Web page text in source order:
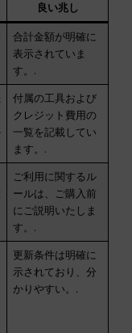
良い兆し
合計金額が明確に
表示されていま
す。.
付属の工具および
クレジット費用の
一覧を記載してい
ます。.
ご利用に関するル
ールは、ご購入前
にご説明いたしま
す。.
更新条件は明確に
示されており、分
かりやすい。.